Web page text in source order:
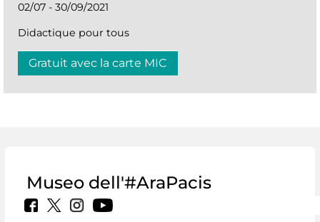
02/07 - 30/09/2021
Didactique pour tous
Gratuit avec la carte MIC
Museo dell'#AraPacis